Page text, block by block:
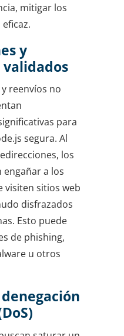
mitigar los
y
reenvíos no
para
segura. Al
los
a los
visiten sitios web
disfrazados
Esto puede
de phishing,
u otros